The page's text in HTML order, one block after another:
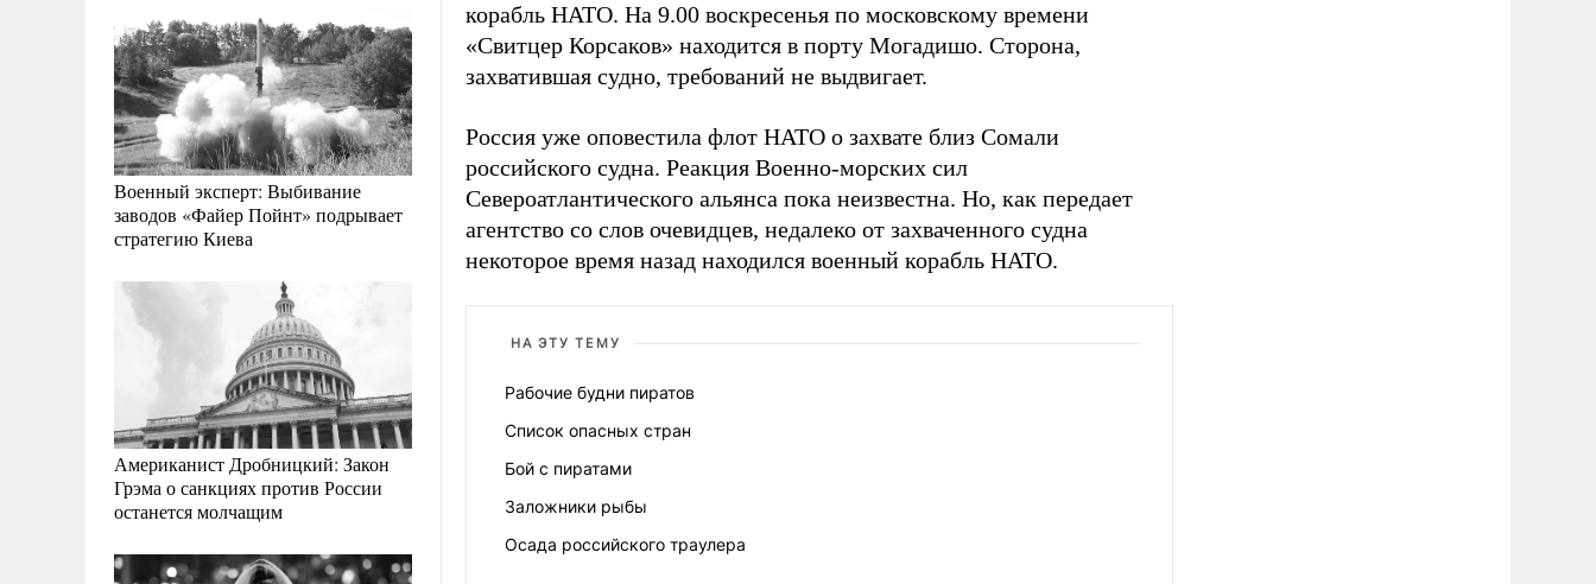
Военный эксперт: Выбивание
заводов «Файер Пойнт» подрывает
стратегию Киева
Американист Дробницкий: Закон
Грэма о санкциях против России
останется молчащим
корабль НАТО. На 9.00 воскресенья по московскому времени
«Свитцер Корсаков» находится в порту Могадишо. Сторона,
захватившая судно, требований не выдвигает.
Россия уже оповестила флот НАТО о захвате близ Сомали
российского судна. Реакция Военно-морских сил
Североатлантического альянса пока неизвестна. Но, как передает
агентство со слов очевидцев, недалеко от захваченного судна
некоторое время назад находился военный корабль НАТО.
НА ЭТУ ТЕМУ
Рабочие будни пиратов
Список опасных стран
Бой с пиратами
Заложники рыбы
Осада российского траулера